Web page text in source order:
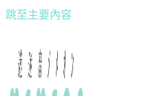
跳至主要內容